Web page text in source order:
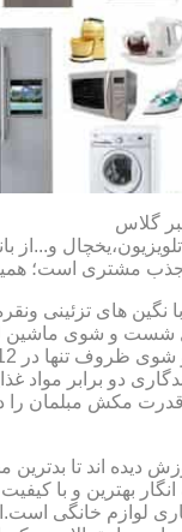
گلاس
و...از
مشتری است؛
نگین های تزئینی
شست و شوی ماشین
دو برابر مواد
مکش مبلمان را
دیده اند تا
بهترین و با
لوازم خانگی